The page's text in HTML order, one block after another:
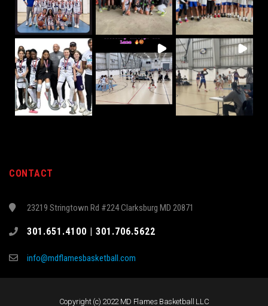
CONTACT
23219 Stringtown Rd #224 Clarksburg MD 20871
301.651.4100 | 301.706.5622
info@mdflamesbasketball.com
Copyright (c) 2022 MD Flames Basketball LLC